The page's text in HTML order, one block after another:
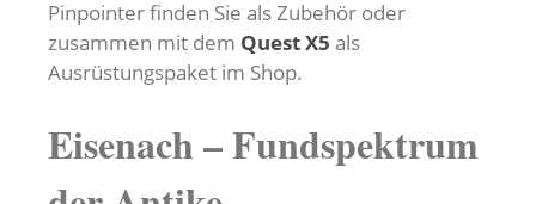
Pinpointer finden Sie als Zubehör oder
zusammen mit dem Quest X5 als
Ausrüstungspaket im Shop.
Eisenach – Fundspektrum